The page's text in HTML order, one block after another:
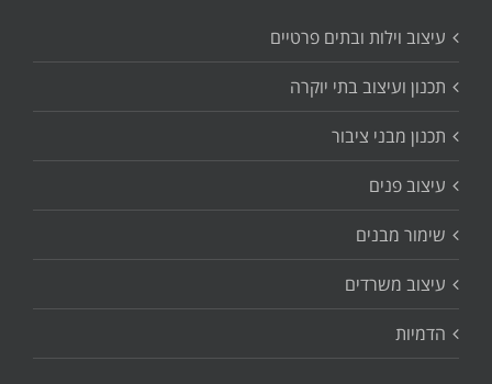
עיצוב וילות ובתים פרטיים
תכנון ועיצוב בתי יוקרה
תכנון מבני ציבור
עיצוב פנים
שימור מבנים
עיצוב משרדים
הדמיות